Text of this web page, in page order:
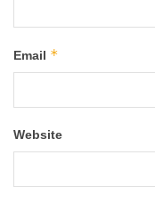
Email *
Website